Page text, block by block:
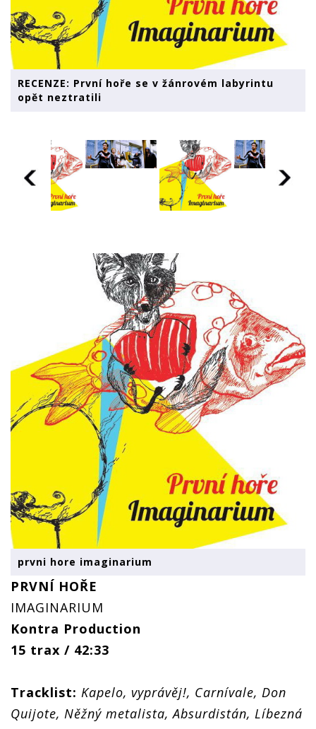
RECENZE: První hoře se v žánrovém labyrintu
opět neztratili
prvni hore imaginarium
PRVNÍ HOŘE
IMAGINARIUM
Kontra Production
15 trax / 42:33
Tracklist: Kapelo, vyprávěj!, Carnívale, Don
Quijote, Něžný metalista, Absurdistán, Líbezná